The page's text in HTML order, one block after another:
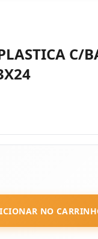
C/
NO